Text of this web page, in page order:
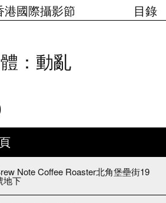
港國際攝影節 目錄
： 動亂
Note Coffee Roaster北角堡壘街19
地下